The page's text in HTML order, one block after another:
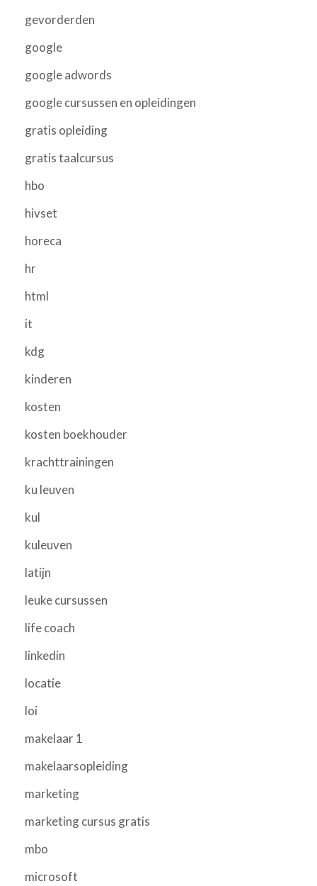
gevorderden
google
google adwords
google cursussen en opleidingen
gratis opleiding
gratis taalcursus
hbo
hivset
horeca
hr
html
it
kdg
kinderen
kosten
kosten boekhouder
krachttrainingen
ku leuven
kul
kuleuven
latijn
leuke cursussen
life coach
linkedin
locatie
loi
makelaar 1
makelaarsopleiding
marketing
marketing cursus gratis
mbo
microsoft